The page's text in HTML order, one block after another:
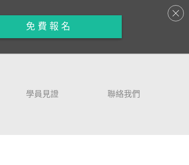
學員見證 聯絡我們
免 費 報 名